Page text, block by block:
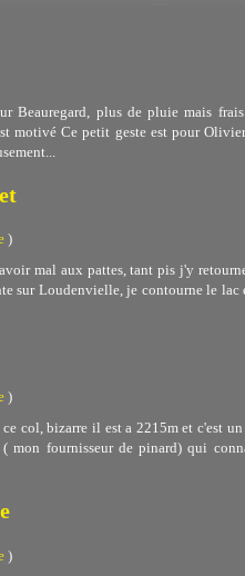
Beauregard, plus de pluie mais
motivé Ce petit geste est pour
)
mal aux pattes, tant pis j'y
sur Loudenvielle, je contourne le lac
)
col, bizarre il est a 2215m et c'est un
mon fournisseur de pinard) qui
)